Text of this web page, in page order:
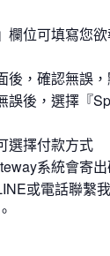
欄位可填寫您
，確認無誤，
誤後，選擇『
選擇付款方式
系統會寄出
或電話聯繫